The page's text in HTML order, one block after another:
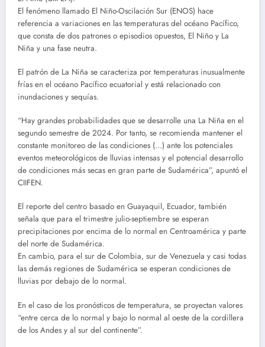
El fenómeno llamado El Niño-Oscilación Sur (ENOS) hace
referencia a variaciones en las temperaturas del océano Pacífico,
que consta de dos patrones o episodios opuestos, El Niño y La
Niña y una fase neutra.
El patrón de La Niña se caracteriza por temperaturas inusualmente
frías en el océano Pacífico ecuatorial y está relacionado con
inundaciones y sequías.
“Hay grandes probabilidades que se desarrolle una La Niña en el
segundo semestre de 2024. Por tanto, se recomienda mantener el
constante monitoreo de las condiciones (…) ante los potenciales
eventos meteorológicos de lluvias intensas y el potencial desarrollo
de condiciones más secas en gran parte de Sudamérica”, apuntó el
CIIFEN.
El reporte del centro basado en Guayaquil, Ecuador, también
señala que para el trimestre julio-septiembre se esperan
precipitaciones por encima de lo normal en Centroamérica y parte
del norte de Sudamérica.
En cambio, para el sur de Colombia, sur de Venezuela y casi todas
las demás regiones de Sudamérica se esperan condiciones de
lluvias por debajo de lo normal.
En el caso de los pronósticos de temperatura, se proyectan valores
“entre cerca de lo normal y bajo lo normal al oeste de la cordillera
de los Andes y al sur del continente”.